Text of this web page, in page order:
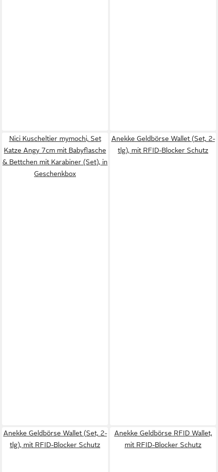
Nici Kuscheltier mymochi, Set
Katze Angy 7cm mit Babyflasche
& Bettchen mit Karabiner (Set), in
Geschenkbox
Anekke Geldbörse Wallet (Set, 2-
tlg), mit RFID-Blocker Schutz
Anekke Geldbörse Wallet (Set, 2-
tlg), mit RFID-Blocker Schutz
Anekke Geldbörse RFID Wallet,
mit RFID-Blocker Schutz